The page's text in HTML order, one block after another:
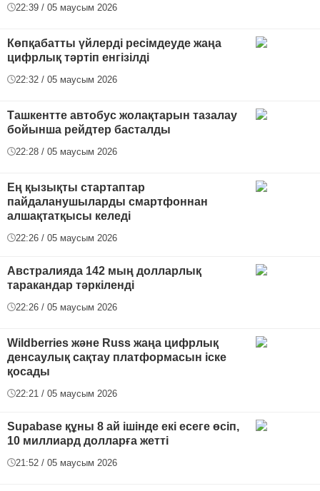
22:39 / 05 маусым 2026
Көпқабатты үйлерді ресімдеуде жаңа
цифрлық тәртіп енгізілді
22:32 / 05 маусым 2026
Ташкентте автобус жолақтарын тазалау
бойынша рейдтер басталды
22:28 / 05 маусым 2026
Ең қызықты стартаптар
пайдаланушыларды смартфоннан
алшақтатқысы келеді
22:26 / 05 маусым 2026
Австралияда 142 мың долларлық
таракандар тәркіленді
22:26 / 05 маусым 2026
Wildberries және Russ жаңа цифрлық
денсаулық сақтау платформасын іске
қосады
22:21 / 05 маусым 2026
Supabase құны 8 ай ішінде екі есеге өсіп,
10 миллиард долларға жетті
21:52 / 05 маусым 2026